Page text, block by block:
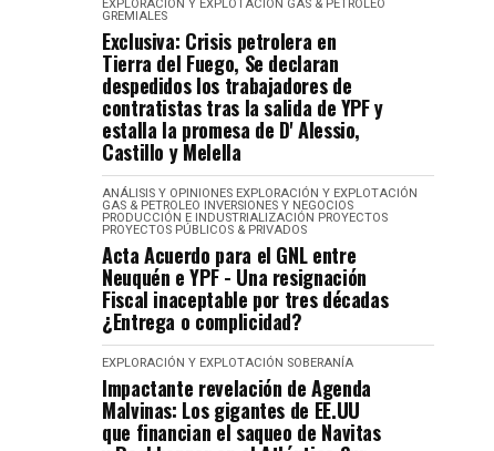
EXPLORACIÓN Y EXPLOTACIÓN GAS & PETROLEO
GREMIALES
Exclusiva: Crisis petrolera en
Tierra del Fuego, Se declaran
despedidos los trabajadores de
contratistas tras la salida de YPF y
estalla la promesa de D' Alessio,
Castillo y Melella
ANÁLISIS Y OPINIONES EXPLORACIÓN Y EXPLOTACIÓN
GAS & PETROLEO INVERSIONES Y NEGOCIOS
PRODUCCIÓN E INDUSTRIALIZACIÓN PROYECTOS
PROYECTOS PÚBLICOS & PRIVADOS
Acta Acuerdo para el GNL entre
Neuquén e YPF - Una resignación
Fiscal inaceptable por tres décadas
¿Entrega o complicidad?
EXPLORACIÓN Y EXPLOTACIÓN SOBERANÍA
Impactante revelación de Agenda
Malvinas: Los gigantes de EE.UU
que financian el saqueo de Navitas